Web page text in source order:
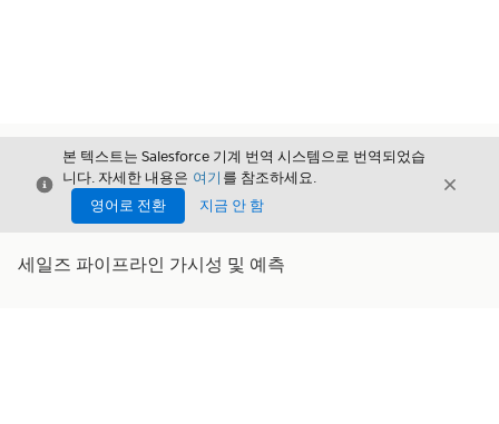
닫기
본 텍스트는 Salesforce 기계 번역 시스템으로 번역되었습
니다. 자세한 내용은 여기 를 참조하세요.
영어로 전환
지금 안 함
닫기
세일즈 파이프라인 가시성 및 예측